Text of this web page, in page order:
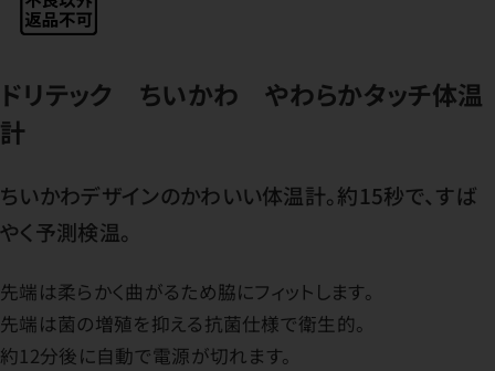
ドリテック ちいかわ やわらかタッチ体温
計
ちいかわデザインのかわいい体温計。約15秒で、すば
やく予測検温。
先端は柔らかく曲がるため脇にフィットします。
先端は菌の増殖を抑える抗菌仕様で衛生的。
約12分後に自動で電源が切れます。